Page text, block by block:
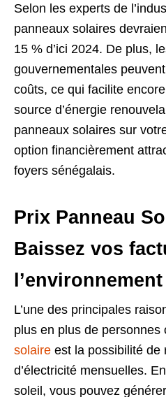
Selon les experts de
panneaux solaires
15 % d’ici 2024. De plus,
gouvernementales
coûts, ce qui facilite
source d’énergie
panneaux solaires sur
option financièrement
foyers sénégalais.
Prix Panneau
Baissez vos
L’une des principales
plus en plus de personnes
solaire est la possibilité de
d’électricité mensuelles.
soleil, vous pouvez